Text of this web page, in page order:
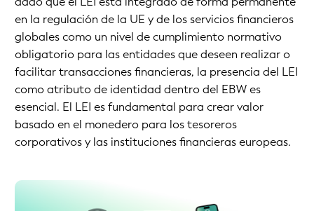
en la regulación de la UE y de los servicios financieros
globales como un nivel de cumplimiento normativo
obligatorio para las entidades que deseen realizar o
facilitar transacciones financieras, la presencia del LEI
como atributo de identidad dentro del EBW es
esencial. El LEI es fundamental para crear valor
basado en el monedero para los tesoreros
corporativos y las instituciones financieras europeas.